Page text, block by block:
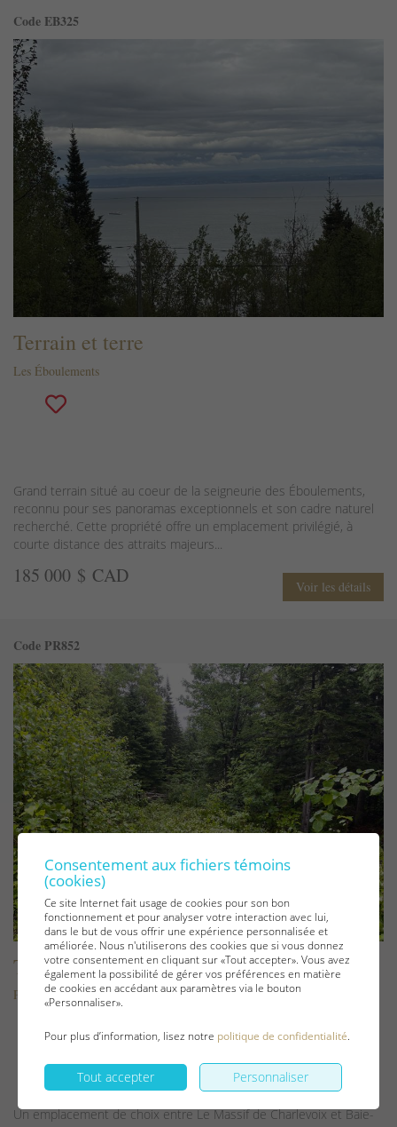
Code EB325
Terrain et terre
Les Éboulements
Grand terrain situé au coeur de la seigneurie des Éboulements,
reconnu pour ses panoramas exceptionnels et son cadre naturel
recherché. Cette propriété offre un emplacement privilégié, à
courte distance des attraits majeurs...
185 000 $ CAD Voir les détails
Code PR852
Terrain et terre
Petite-Rivière-Saint-François
Un emplacement de choix entre Le Massif de Charlevoix et Baie-
Consentement aux fichiers témoins
(cookies)
Ce site Internet fait usage de cookies pour son bon
fonctionnement et pour analyser votre interaction avec lui,
dans le but de vous offrir une expérience personnalisée et
améliorée. Nous n'utiliserons des cookies que si vous donnez
votre consentement en cliquant sur «Tout accepter». Vous avez
également la possibilité de gérer vos préférences en matière
de cookies en accédant aux paramètres via le bouton
«Personnaliser».
Pour plus d’information, lisez notre politique de confidentialité.
Tout accepter Personnaliser